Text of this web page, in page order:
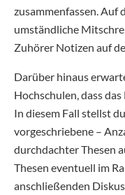
zusammenfassen. Auf
umständliche
Zuhörer Notizen auf
Darüber hinaus
Hochschulen, dass
In diesem Fall stellst
vorgeschriebene –
durchdachter Thesen
Thesen eventuell im
anschließenden